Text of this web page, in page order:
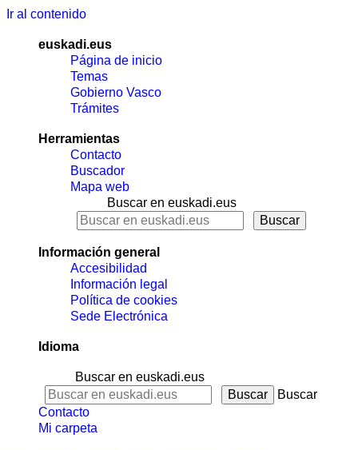
Ir al contenido
euskadi.eus
Página de inicio
Temas
Gobierno Vasco
Trámites
Herramientas
Contacto
Buscador
Mapa web
Buscar en euskadi.eus
Información general
Accesibilidad
Información legal
Política de cookies
Sede Electrónica
Idioma
Buscar en euskadi.eus
Buscar
Contacto
Mi carpeta